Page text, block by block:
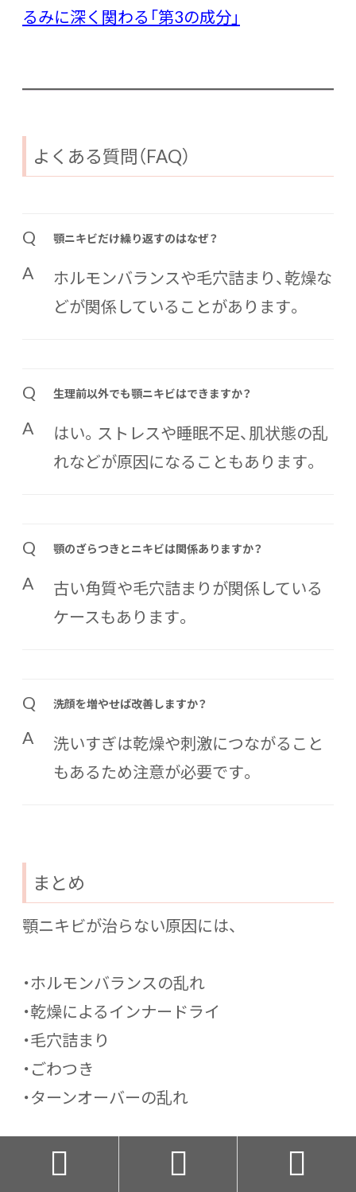
るみに深く関わる「第3の成分」
よくある質問（FAQ）
Q 顎ニキビだけ繰り返すのはなぜ？
A
ホルモンバランスや毛穴詰まり、乾燥な
どが関係していることがあります。
Q 生理前以外でも顎ニキビはできますか？
A
はい。ストレスや睡眠不足、肌状態の乱
れなどが原因になることもあります。
Q 顎のざらつきとニキビは関係ありますか？
A
古い角質や毛穴詰まりが関係している
ケースもあります。
Q 洗顔を増やせば改善しますか？
A
洗いすぎは乾燥や刺激につながること
もあるため注意が必要です。
まとめ
顎ニキビが治らない原因には、
・ホルモンバランスの乱れ
・乾燥によるインナードライ
・毛穴詰まり
・ごわつき
・ターンオーバーの乱れ
などがあります。
  